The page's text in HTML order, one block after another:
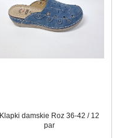
Klapki damskie Roz 36-42 / 12
par